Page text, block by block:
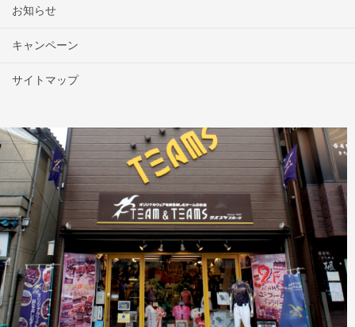
お知らせ
キャンペーン
サイトマップ